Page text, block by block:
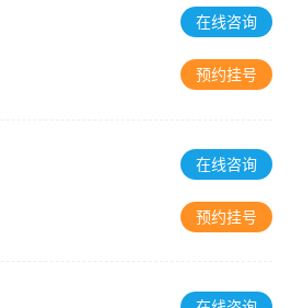
在线咨询
预约挂号
在线咨询
预约挂号